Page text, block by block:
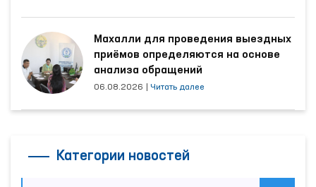
Махалли для проведения выездных
приёмов определяются на основе
анализа обращений
06.08.2026 Читать далее
Категории новостей